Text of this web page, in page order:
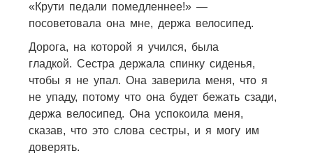
«Крути педали помедленнее!» —
посоветовала она мне, держа велосипед.
Дорога, на которой я учился, была
гладкой. Сестра держала спинку сиденья,
чтобы я не упал. Она заверила меня, что я
не упаду, потому что она будет бежать сзади,
держа велосипед. Она успокоила меня,
сказав, что это слова сестры, и я могу им
доверять.